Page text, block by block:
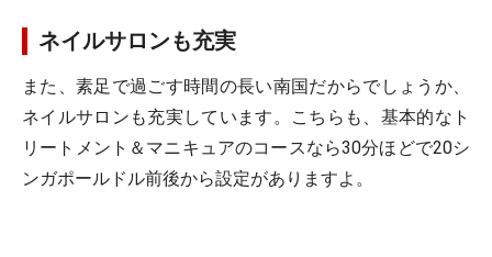
ネイルサロンも充実
また、素足で過ごす時間の長い南国だからでしょうか、
ネイルサロンも充実しています。こちらも、基本的なト
リートメント＆マニキュアのコースなら30分ほどで20シ
ンガポールドル前後から設定がありますよ。